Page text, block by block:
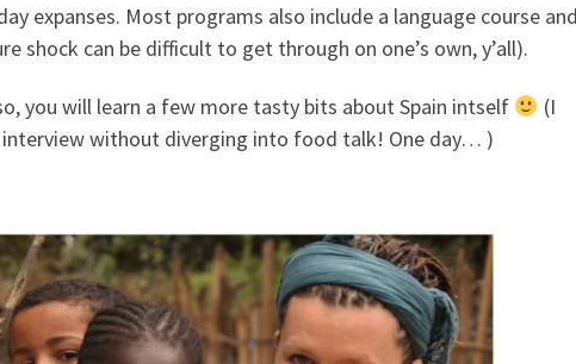
expanses. Most programs also include a language course and
shock can be difficult to get through on one’s own, y’all).
you will learn a few more tasty bits about Spain intself
(I
interview without diverging into food talk! One day… )